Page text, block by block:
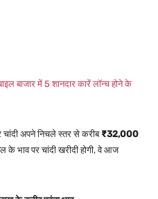
बाजार में 5 शानदार कारें लॉन्च होने के
चांदी अपने निचले स्तर से करीब ₹32,000
के भाव पर चांदी खरीदी होगी, वे आज